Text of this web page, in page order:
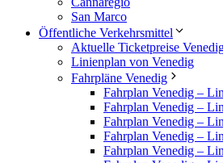
San Marco
Öffentliche Verkehrsmittel
Aktuelle Ticketpreise
Linienplan von Venedig
Fahrpläne Venedig
Fahrplan Venedig –
Fahrplan Venedig –
Fahrplan Venedig –
Fahrplan Venedig –
Fahrplan Venedig –